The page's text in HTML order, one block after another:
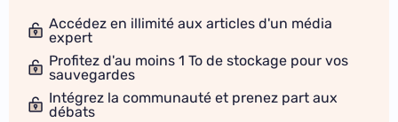
Accédez en illimité aux articles d'un média
expert
Profitez d'au moins 1 To de stockage pour vos
sauvegardes
Intégrez la communauté et prenez part aux
débats